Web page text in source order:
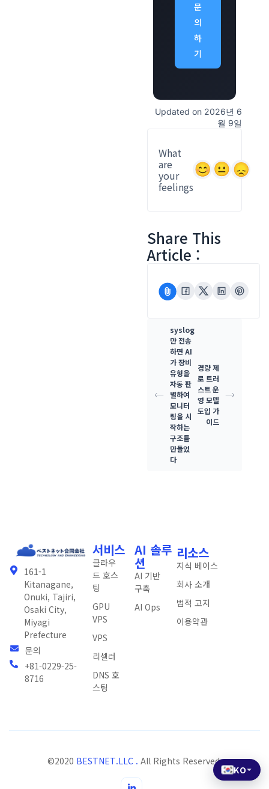
문
의
하
기
Updated on 2026년 6
월 9일
What
are
your
feelings
Share This
Article :
syslog
만 전송
하면 AI
가 장비
유형을
자동 판
별하여
모니터
링을 시
작하는
구조를
만들었
다
경량 제
로 트러
스트 운
영 모델
도입 가
이드
161-1
Kitanagane,
Onuki, Tajiri,
Osaki City,
Miyagi
Prefecture
문의
+81-0229-25-
8716
서비스
클라우
드 호스
팅
GPU
VPS
VPS
리셀러
DNS 호
스팅
AI 솔루
션
AI 기반
구축
AI Ops
리소스
지식 베이스
회사 소개
법적 고지
이용약관
©2020 BESTNET.LLC . All Rights Reserved.
KO